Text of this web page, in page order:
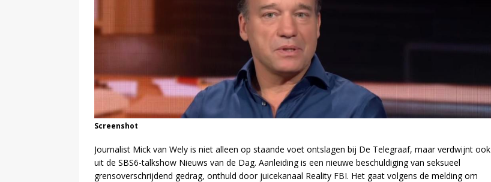
Screenshot
Journalist Mick van Wely is niet alleen op staande voet ontslagen bij De Telegraaf, maar verdwijnt ook
uit de SBS6-talkshow Nieuws van de Dag. Aanleiding is een nieuwe beschuldiging van seksueel
grensoverschrijdend gedrag, onthuld door juicekanaal Reality FBI. Het gaat volgens de melding om